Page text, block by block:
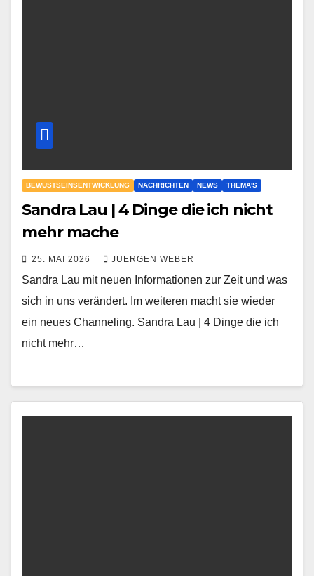
BEWUSTSEINSENTWICKLUNG NACHRICHTEN NEWS THEMA'S
Sandra Lau | 4 Dinge die ich nicht
mehr mache
25. MAI 2026 JUERGEN WEBER
Sandra Lau mit neuen Informationen zur Zeit und was
sich in uns verändert. Im weiteren macht sie wieder
ein neues Channeling. Sandra Lau | 4 Dinge die ich
nicht mehr…